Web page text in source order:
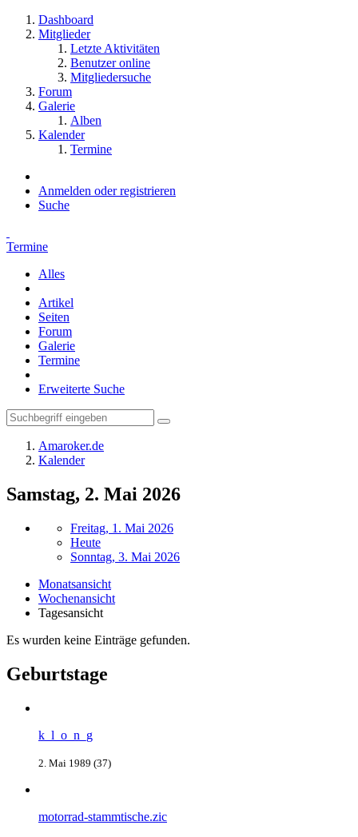
Dashboard
Mitglieder
Letzte Aktivitäten
Benutzer online
Mitgliedersuche
Forum
Galerie
Alben
Kalender
Termine
Anmelden oder registrieren
Suche
Termine
Alles
Artikel
Seiten
Forum
Galerie
Termine
Erweiterte Suche
Amaroker.de
Kalender
Samstag, 2. Mai 2026
Freitag, 1. Mai 2026
Heute
Sonntag, 3. Mai 2026
Monatsansicht
Wochenansicht
Tagesansicht
Es wurden keine Einträge gefunden.
Geburtstage
k_l_o_n_g
2. Mai 1989 (37)
motorrad-stammtische.zic